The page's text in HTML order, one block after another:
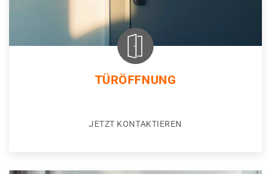
TÜRÖFFNUNG
JETZT KONTAKTIEREN